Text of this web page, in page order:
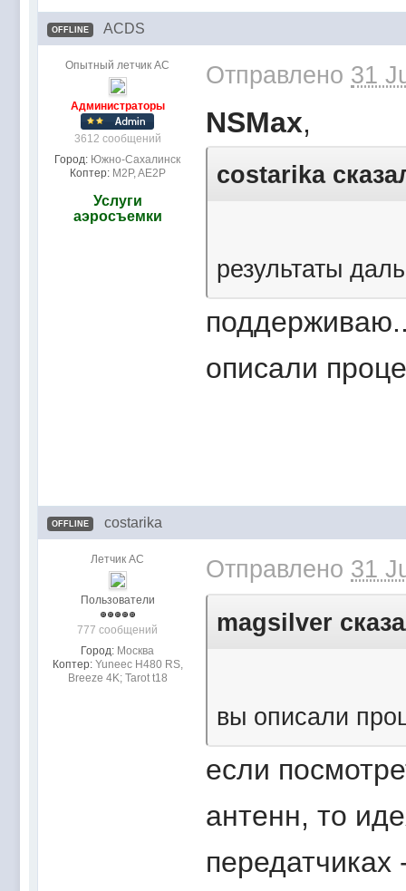
OFFLINE ACDS
Опытный летчик АС
Администраторы
3612 сообщений
Город: Южно-Сахалинск
Коптер: M2P, AE2P
Услуги
аэросъемки
Отправлено 31
NSMax,
costarika
результаты
описали
OFFLINE costarika
Летчик АС
Пользователи
777 сообщений
Город: Москва
Коптер: Yuneec H480 RS,
Breeze 4K; Tarot t18
Отправлено 31
magsilver
вы описали
если
антенн, то